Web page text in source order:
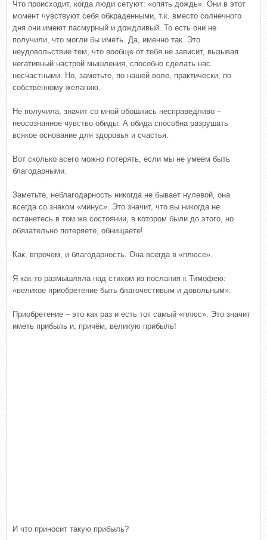
Что происходит, когда люди сетуют: «опять дождь». Они в этот
момент чувствуют себя обкраденными, т.к. вместо солнечного
дня они имеют пасмурный и дождливый. То есть они не
получили, что могли бы иметь. Да, именно так. Это
неудовольствие тем, что вообще от тебя не зависит, вызывая
негативный настрой мышления, способно сделать нас
несчастными. Но, заметьте, по нашей воле, практически, по
собственному желанию.
Не получила, значит со мной обошлись несправедливо –
неосознанное чувство обиды. А обида способна разрушать
всякое основание для здоровья и счастья.
Вот сколько всего можно потерять, если мы не умеем быть
благодарными.
Заметьте, неблагодарность никогда не бывает нулевой, она
всегда со знаком «минус». Это значит, что вы никогда не
останетесь в том же состоянии, в котором были до этого, но
обязательно потеряете, обнищаете!
Как, впрочем, и благодарность. Она всегда в «плюсе».
Я как-то размышляла над стихом из послания к Тимофею:
«великое приобретение быть благочестивым и довольным».
Приобретение – это как раз и есть тот самый «плюс». Это значит
иметь прибыль и, причём, великую прибыль!
И что приносит такую прибыль?